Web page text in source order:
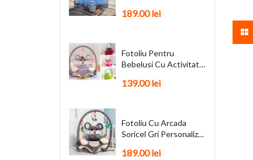
189.00lei
Fotoliu Pentru
Bebelusi Cu Activitati
139.00lei
Fotoliu Cu Arcada
Soricel Gri Personalizat
189.00lei